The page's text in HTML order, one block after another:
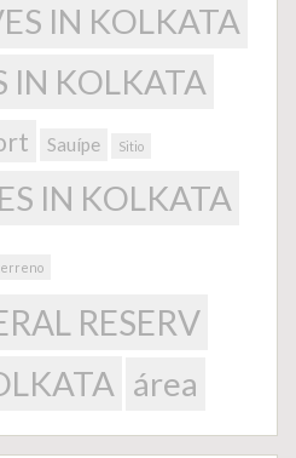
IN KOLKATA
IN KOLKATA
Sauípe Sitio
IN KOLKATA
RESERV
área